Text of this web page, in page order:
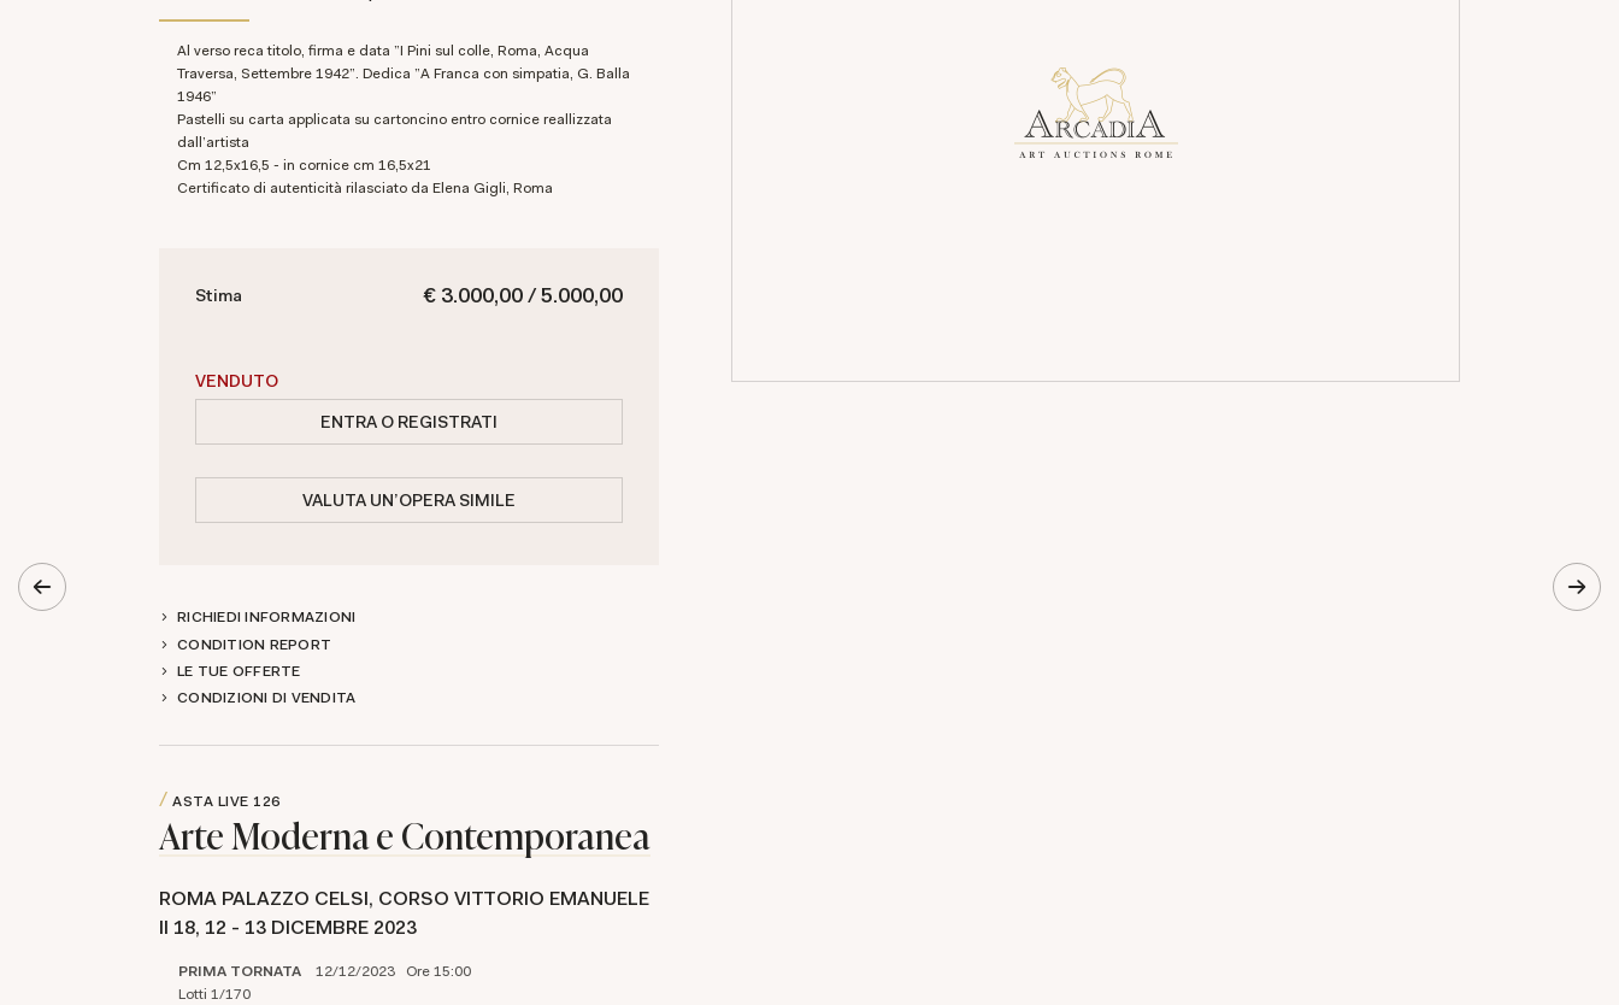
Al verso reca titolo, firma e data "I Pini sul colle, Roma, Acqua
Traversa, Settembre 1942". Dedica "A Franca con simpatia, G. Balla
1946"
Pastelli su carta applicata su cartoncino entro cornice reallizzata
dall'artista
cm 12,5x16,5 - in cornice cm 16,5x21
Certificato di autenticità rilasciato da Elena Gigli, Roma
€ 3.000,00 / 5.000,00
Stima
VENDUTO
ENTRA O REGISTRATI
VALUTA UN'OPERA SIMILE
RICHIEDI INFORMAZIONI
CONDITION REPORT
LE TUE OFFERTE
CONDIZIONI DI VENDITA
ASTA LIVE 126
Arte Moderna e Contemporanea
ROMA PALAZZO CELSI, CORSO VITTORIO EMANUELE
II 18, 12 - 13 DICEMBRE 2023
PRIMA TORNATA 12/12/2023 Ore 15:00
Lotti 1/170